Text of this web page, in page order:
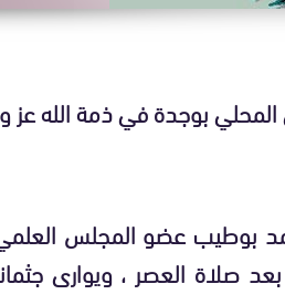
بوجدة في ذمة الله عز
بوطيب عضو المجلس
صلاة العصر ، ويوارى